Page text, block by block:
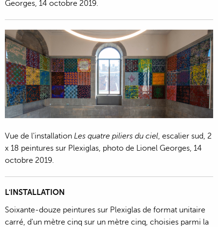
Georges, 14 octobre 2019.
Vue de l'installation Les quatre piliers du ciel, escalier sud, 2
x 18 peintures sur Plexiglas, photo de Lionel Georges, 14
octobre 2019.
L'INSTALLATION
Soixante-douze peintures sur Plexiglas de format unitaire
carré, d'un mètre cinq sur un mètre cinq, choisies parmi la